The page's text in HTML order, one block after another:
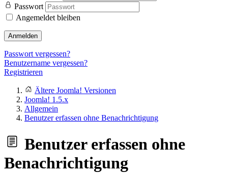
Passwort
Angemeldet bleiben
Anmelden
Passwort vergessen?
Benutzername vergessen?
Registrieren
Ältere Joomla! Versionen
Joomla! 1.5.x
Allgemein
Benutzer erfassen ohne Benachrichtigung
Benutzer erfassen ohne
Benachrichtigung